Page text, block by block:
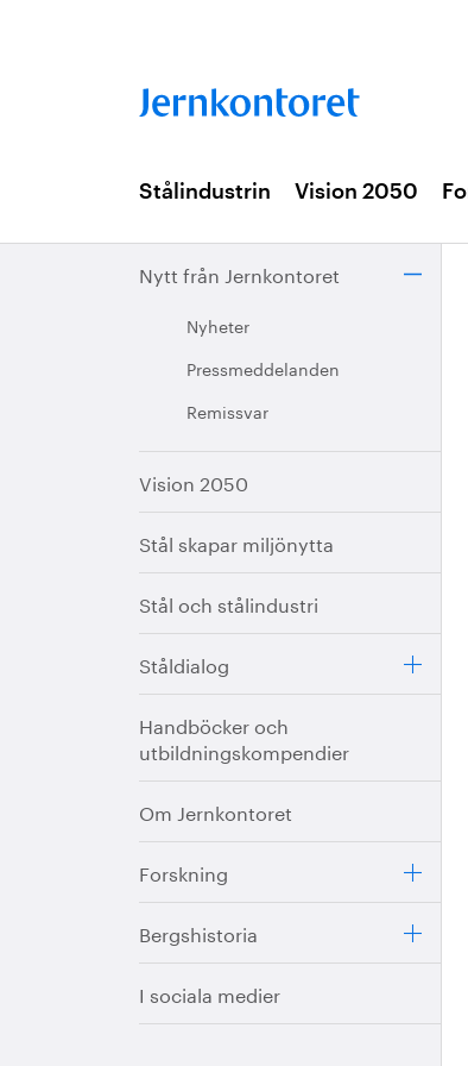
Stålindustrin Vision 2050
Nytt från Jernkontoret
Nyheter
Pressmeddelanden
Remissvar
Vision 2050
Stål skapar miljönytta
Stål och stålindustri
Ståldialog
Handböcker och
utbildningskompendier
Om Jernkontoret
Forskning
Bergshistoria
I sociala medier